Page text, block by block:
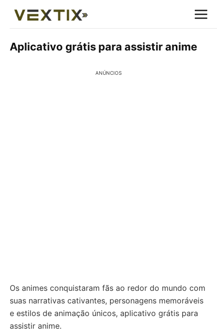
Aplicativo grátis para assistir anime
ANÚNCIOS
Os animes conquistaram fãs ao redor do mundo com
suas narrativas cativantes, personagens memoráveis
e estilos de animação únicos, aplicativo grátis para
assistir anime.